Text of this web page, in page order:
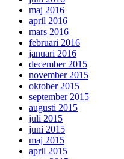
maj 2016
april 2016
mars 2016
februari 2016
januari 2016
december 2015
november 2015
oktober 2015
september 2015
augusti 2015
juli 2015
juni 2015
maj 2015
april 2015